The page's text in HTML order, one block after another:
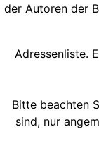
der Autoren der
Adressenliste.
Bitte beachten
sind, nur